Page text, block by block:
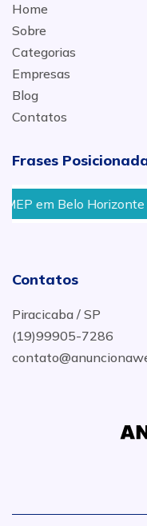
Home
Sobre
Categorias
Empresas
Blog
Contatos
Frases
Contatos
Piracicaba / SP
(19)99905-7286